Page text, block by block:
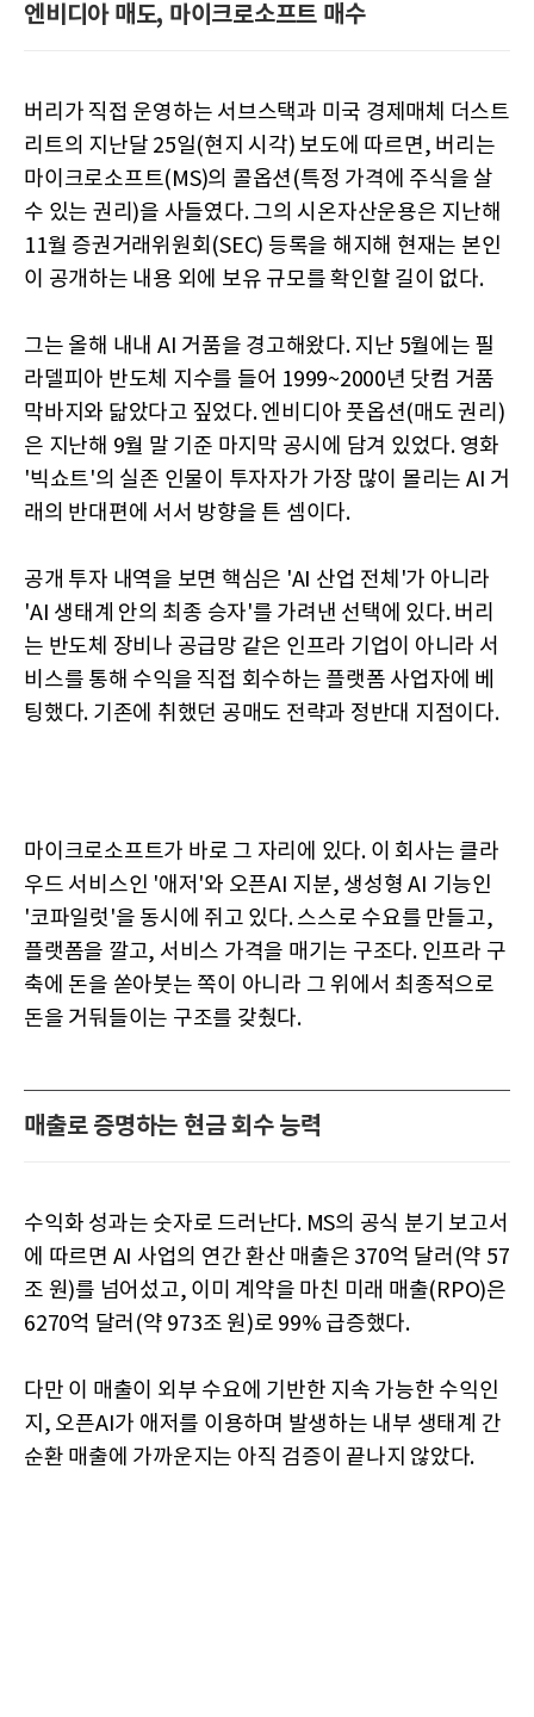
엔비디아 매도, 마이크로소프트 매수
버리가 직접 운영하는 서브스택과 미국 경제매체 더스트
리트의 지난달 25일(현지 시각) 보도에 따르면, 버리는
마이크로소프트(MS)의 콜옵션(특정 가격에 주식을 살
수 있는 권리)을 사들였다. 그의 시온자산운용은 지난해
11월 증권거래위원회(SEC) 등록을 해지해 현재는 본인
이 공개하는 내용 외에 보유 규모를 확인할 길이 없다.
그는 올해 내내 AI 거품을 경고해왔다. 지난 5월에는 필
라델피아 반도체 지수를 들어 1999~2000년 닷컴 거품
막바지와 닮았다고 짚었다. 엔비디아 풋옵션(매도 권리)
은 지난해 9월 말 기준 마지막 공시에 담겨 있었다. 영화
'빅쇼트'의 실존 인물이 투자자가 가장 많이 몰리는 AI 거
래의 반대편에 서서 방향을 튼 셈이다.
공개 투자 내역을 보면 핵심은 'AI 산업 전체'가 아니라
'AI 생태계 안의 최종 승자'를 가려낸 선택에 있다. 버리
는 반도체 장비나 공급망 같은 인프라 기업이 아니라 서
비스를 통해 수익을 직접 회수하는 플랫폼 사업자에 베
팅했다. 기존에 취했던 공매도 전략과 정반대 지점이다.
마이크로소프트가 바로 그 자리에 있다. 이 회사는 클라
우드 서비스인 '애저'와 오픈AI 지분, 생성형 AI 기능인
'코파일럿'을 동시에 쥐고 있다. 스스로 수요를 만들고,
플랫폼을 깔고, 서비스 가격을 매기는 구조다. 인프라 구
축에 돈을 쏟아붓는 쪽이 아니라 그 위에서 최종적으로
돈을 거둬들이는 구조를 갖췄다.
매출로 증명하는 현금 회수 능력
수익화 성과는 숫자로 드러난다. MS의 공식 분기 보고서
에 따르면 AI 사업의 연간 환산 매출은 370억 달러(약 57
조 원)를 넘어섰고, 이미 계약을 마친 미래 매출(RPO)은
6270억 달러(약 973조 원)로 99% 급증했다.
다만 이 매출이 외부 수요에 기반한 지속 가능한 수익인
지, 오픈AI가 애저를 이용하며 발생하는 내부 생태계 간
순환 매출에 가까운지는 아직 검증이 끝나지 않았다.